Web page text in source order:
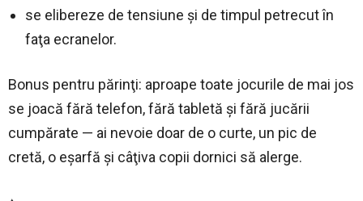
se elibereze de tensiune şi de timpul petrecut în
faţa ecranelor.
Bonus pentru părinţi: aproape toate jocurile de mai jos
se joacă fără telefon, fără tabletă şi fără jucării
cumpărate — ai nevoie doar de o curte, un pic de
cretă, o eşarfă şi câţiva copii dornici să alerge.